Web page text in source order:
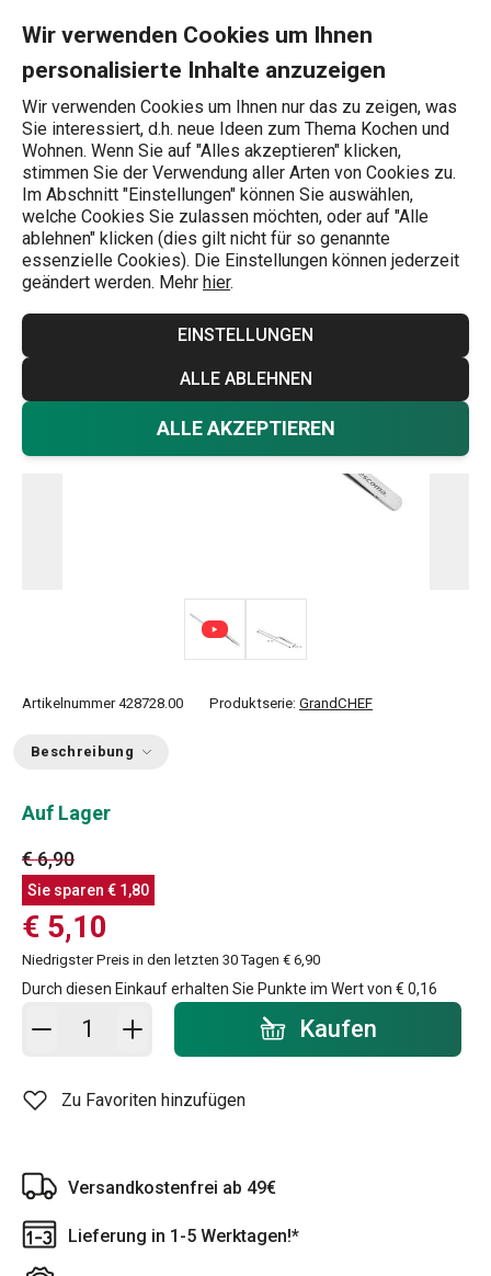
Wir verwenden Cookies um Ihnen
personalisierte Inhalte anzuzeigen
Wir verwenden Cookies um Ihnen nur das zu zeigen, was
Sie interessiert, d.h. neue Ideen zum Thema Kochen und
Wohnen. Wenn Sie auf "Alles akzeptieren" klicken,
stimmen Sie der Verwendung aller Arten von Cookies zu.
Im Abschnitt "Einstellungen" können Sie auswählen,
welche Cookies Sie zulassen möchten, oder auf "Alle
ablehnen" klicken (dies gilt nicht für so genannte
essenzielle Cookies). Die Einstellungen können jederzeit
geändert werden. Mehr hier.
EINSTELLUNGEN
ALLE ABLEHNEN
ALLE AKZEPTIEREN
Wonach suchen Sie?
Küchenzangen und Pinzetten
Dekorierpinzette GrandCHEF
Artikelnummer 428728.00 Produktserie: GrandCHEF
Beschreibung
Auf Lager
€ 6,90
Sie sparen € 1,80
€ 5,10
Niedrigster Preis in den letzten 30 Tagen € 6,90
Durch diesen Einkauf erhalten Sie Punkte im Wert von € 0,16
In den Warenkorb - Menge Kaufen
Zu Favoriten hinzufügen
Versandkostenfrei ab 49€
Lieferung in 1-5 Werktagen!*